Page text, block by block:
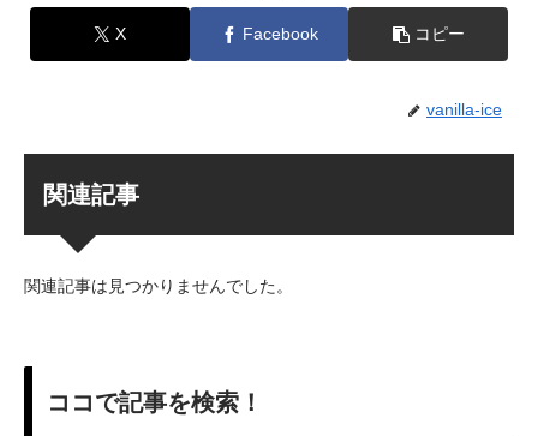
X Facebook コピー
vanilla-ice
関連記事
関連記事は見つかりませんでした。
ココで記事を検索！